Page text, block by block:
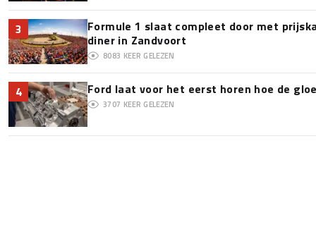
3
Formule 1 slaat compleet door met
diner in Zandvoort
8083 KEER GELEZEN
4 Ford laat voor het eerst horen hoe de
3707 KEER GELEZEN